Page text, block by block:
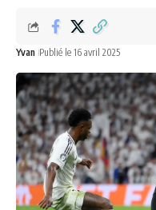
Yvan Publié le 16 avril 2025